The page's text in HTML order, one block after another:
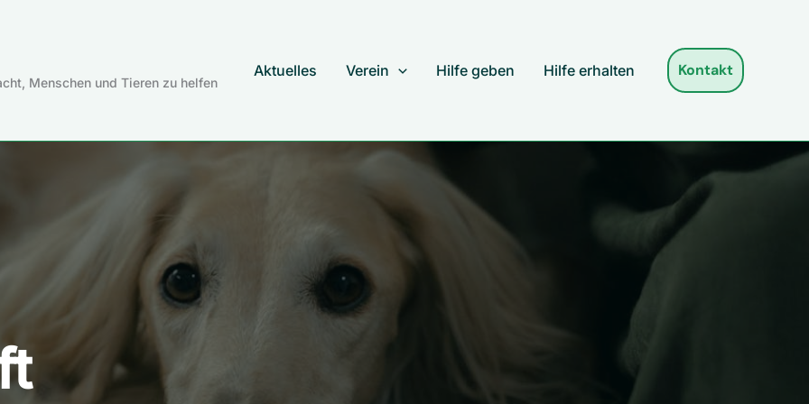
Menschen und Tieren zu helfen
Aktuelles Verein Hilfe geben Hilfe erhalten Kontakt